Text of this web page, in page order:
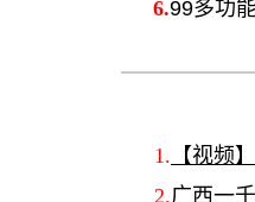
6.99多功
1. 【视频
2.广西一